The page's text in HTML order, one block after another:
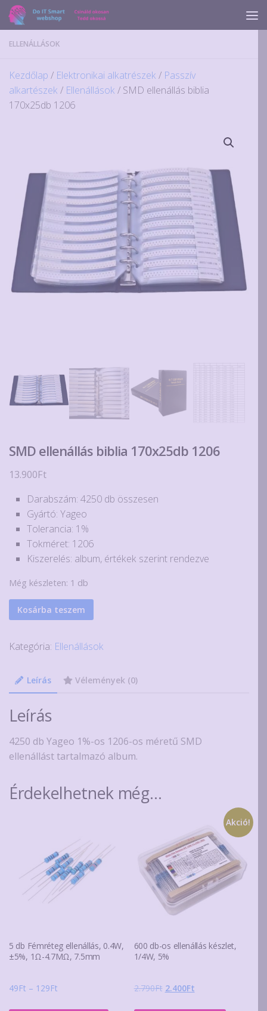
Skip to content
ELLENÁLLÁSOK
Kezdőlap / Elektronikai alkatrészek / Passzív
alkartészek / Ellenállások / SMD ellenállás biblia
170x25db 1206
SMD ellenállás biblia 170x25db 1206
13.900Ft
Darabszám: 4250 db összesen
Gyártó: Yageo
Tolerancia: 1%
Tokméret: 1206
Kiszerelés: album, értékek szerint rendezve
Még készleten: 1 db
SMD
ellenállás
170x25db
mennyiség
Kosárba teszem
Kategória: Ellenállások
Leírás Vélemények (0)
Leírás
4250 db Yageo 1%-os 1206-os méretű SMD
ellenállást tartalmazó album.
Érdekelhetnek még…
5 db Fémréteg ellenállás, 0.4W,
±5%, 1Ω-4.7MΩ, 7.5mm
49Ft – 129Ft
Akció!
600 db-os ellenállás készlet,
1/4W, 5%
2.790Ft Original
2.400FtCurrent